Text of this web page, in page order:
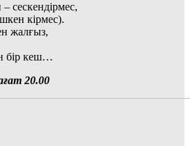
сескендірмес,
кірмес).
жалғыз,
бір кеш…
20.00